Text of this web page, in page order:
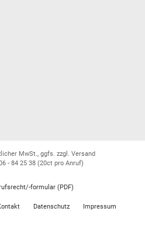
MwSt., ggfs. zzgl. Versand
- 84 25 38 (20ct pro Anruf)
formular (PDF)
Datenschutz Impressum